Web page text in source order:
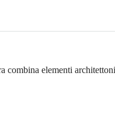
combina elementi